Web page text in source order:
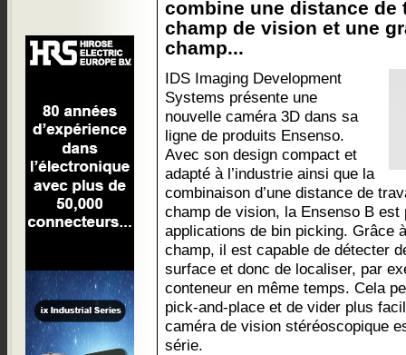
combine une distance de
champ de vision et une
champ...
IDS Imaging Development
Systems présente une
nouvelle caméra 3D dans sa
ligne de produits Ensenso.
Avec son design compact et
adapté à l’industrie ainsi que la
combinaison d’une distance de
champ de vision, la Ensenso B
applications de bin picking. Grâce
champ, il est capable de détecter
surface et donc de localiser, par
conteneur en même temps. Cela
pick-and-place et de vider plus
caméra de vision stéréoscopique
série.